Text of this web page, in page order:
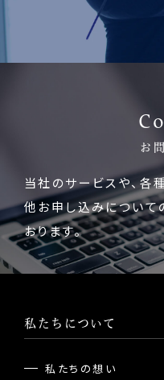
お
当社のサービスや、各
他お申し込みについ
おります。
私たちについて
私たちの想い